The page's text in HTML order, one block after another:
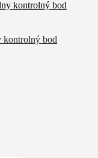
kontrolný bod